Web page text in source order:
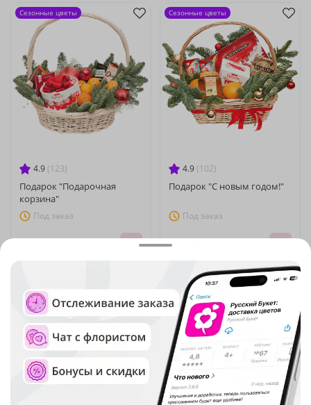
4.9 (123)
Подарок "Подарочная
корзина"
Под заказ
Сезонные цветы
4.9 (102)
Подарок "С новым годом!"
Под заказ
8 840 ₽
Сезонные цветы
Сезонные цветы